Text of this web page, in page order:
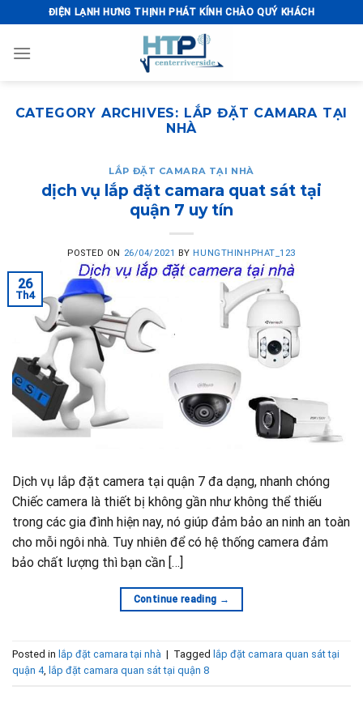
to
content
ĐIỆN LẠNH HƯNG THỊNH PHÁT KÍNH CHÀO QUÝ KHÁCH
CATEGORY ARCHIVES: LẮP ĐẶT CAMARA TẠI
NHÀ
LẮP ĐẶT CAMARA TẠI NHÀ
dịch vụ lắp đặt camara quat sát tại
quận 7 uy tín
POSTED ON 26/04/2021 BY HUNGTHINHPHAT_123
26
Th4
Dịch vụ lắp đặt camera tại quận 7 đa dạng, nhanh chóng
Chiếc camera là thiết bị không gần như không thể thiếu
trong các gia đình hiện nay, nó giúp đảm bảo an ninh an toàn
cho mỗi ngôi nhà. Tuy nhiên để có hệ thống camera đảm
bảo chất lượng thì bạn cần […]
Continue reading →
Posted in lắp đặt camara tại nhà | Tagged lắp đặt camara quan sát tại
quận 4, lắp đặt camara quan sát tại quận 8